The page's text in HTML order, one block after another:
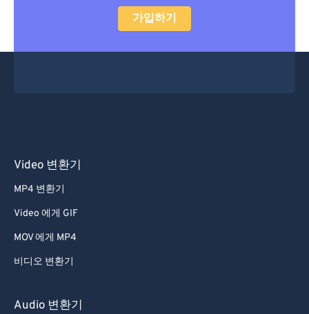
가입하기
Video 변환기
MP4 변환기
Video 에게 GIF
MOV 에게 MP4
비디오 변환기
Audio 변환기